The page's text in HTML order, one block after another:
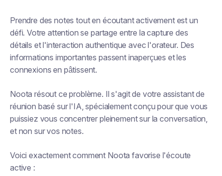
Prendre des notes tout en écoutant activement est un
défi. Votre attention se partage entre la capture des
détails et l'interaction authentique avec l'orateur. Des
informations importantes passent inaperçues et les
connexions en pâtissent.
Noota résout ce problème. Il s'agit de votre assistant de
réunion basé sur l'IA, spécialement conçu pour que vous
puissiez vous concentrer pleinement sur la conversation,
et non sur vos notes.
Voici exactement comment Noota favorise l'écoute
active :